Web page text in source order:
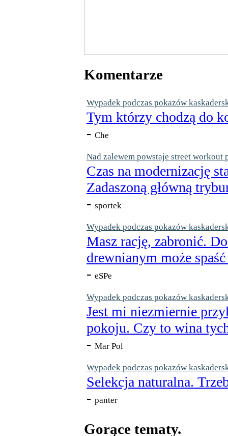
Komentarze
Wypadek podczas pokazów
Tym którzy chodzą do
- Che
Nad zalewem powstaje street workout
Czas na modernizację
Zadaszoną główną
- sportek
Wypadek podczas pokazów
Masz rację, zabronić.
drewnianym może
- eSPe
Wypadek podczas pokazów
Jest mi niezmiernie
pokoju. Czy to wina
- Mar Pol
Wypadek podczas pokazów
Selekcja naturalna.
- panter
Gorące tematy.